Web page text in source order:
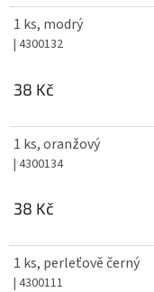
1 ks, modrý
| 4300132
38 Kč
1 ks, oranžový
| 4300134
38 Kč
1 ks, perleťově černý
| 4300111